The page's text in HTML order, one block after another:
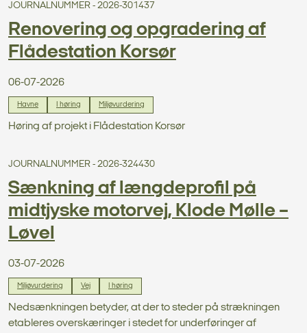
JOURNALNUMMER - 2026-301437
Renovering og opgradering af
Flådestation Korsør
06-07-2026
Havne I høring Miljøvurdering
Høring af projekt i Flådestation Korsør
JOURNALNUMMER - 2026-324430
Sænkning af længdeprofil på
midtjyske motorvej, Klode Mølle –
Løvel
03-07-2026
Miljøvurdering Vej I høring
Nedsænkningen betyder, at der to steder på strækningen
etableres overskæringer i stedet for underføringer af